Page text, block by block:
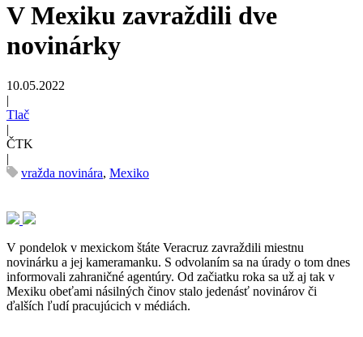
V Mexiku zavraždili dve
novinárky
10.05.2022
|
Tlač
|
ČTK
|
vražda novinára, Mexiko
V pondelok v mexickom štáte Veracruz zavraždili miestnu
novinárku a jej kameramanku. S odvolaním sa na úrady o tom dnes
informovali zahraničné agentúry. Od začiatku roka sa už aj tak v
Mexiku obeťami násilných činov stalo jedenásť novinárov či
ďalších ľudí pracujúcich v médiách.